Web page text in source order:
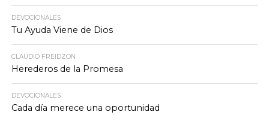
DEVOCIONALES
Tu Ayuda Viene de Dios
CLAUDIO FREIDZON
Herederos de la Promesa
DEVOCIONALES
Cada día merece una oportunidad